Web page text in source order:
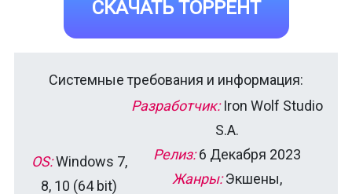
СКАЧАТЬ ТОРРЕНТ
Системные требования и информация:
OS:Windows 7,
8, 10 (64 bit)
Разработчик:Iron Wolf Studio
S.A.
Релиз:6 Декабря 2023
Жанры:Экшены,